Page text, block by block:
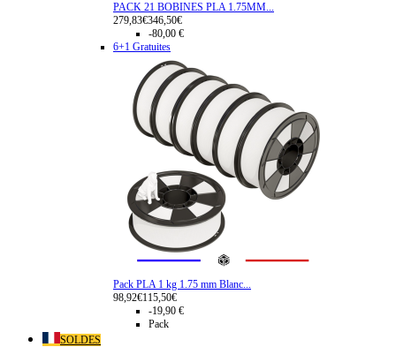
PACK 21 BOBINES PLA 1.75MM...
279,83€346,50€
-80,00 €
6+1 Gratuites
Pack PLA 1 kg 1.75 mm Blanc...
98,92€115,50€
-19,90 €
Pack
SOLDES